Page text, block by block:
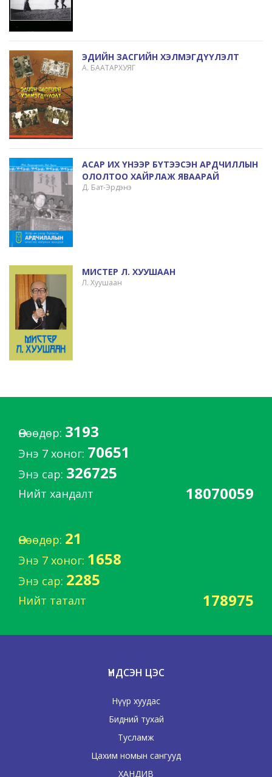
ЭДИЙН ЗАСГИЙН ХЭЛМЭГДҮҮЛЭЛТ
А. БААТАРХУЯГ
АСАР ИХ ҮНЭЭР БҮТЭЭСЭН АРДЧИЛЛЫН
ОЛОЛТОО ХАЙРЛАЖ ЯВААРАЙ
Д. Бат-Эрдэнэ
МИСТЕР Л. ХУУШААН
Л. Хуушаан
Өнөөдөр: 3193
Энэ 7 хоног: 70651
Энэ сар: 326725
Нийт хандалт 18070059
Өнөөдөр: 21
Энэ 7 хоног: 1658
Энэ сар: 2285
Нийт таталт 178975
ҮНДСЭН ЦЭС
Нүүр хуудас
Бидний тухай
Тусламж
Цахим номын сангууд
ХАНДИВ